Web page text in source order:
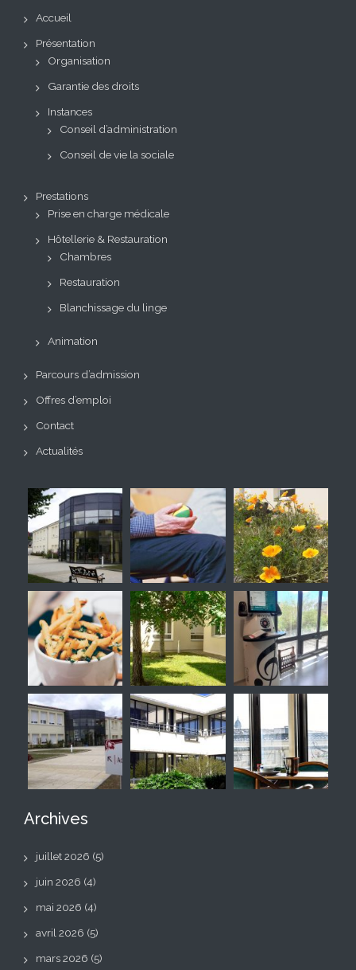
Accueil
Présentation
Organisation
Garantie des droits
Instances
Conseil d’administration
Conseil de vie la sociale
Prestations
Prise en charge médicale
Hôtellerie & Restauration
Chambres
Restauration
Blanchissage du linge
Animation
Parcours d’admission
Offres d’emploi
Contact
Actualités
Archives
juillet 2026 (5)
juin 2026 (4)
mai 2026 (4)
avril 2026 (5)
mars 2026 (5)